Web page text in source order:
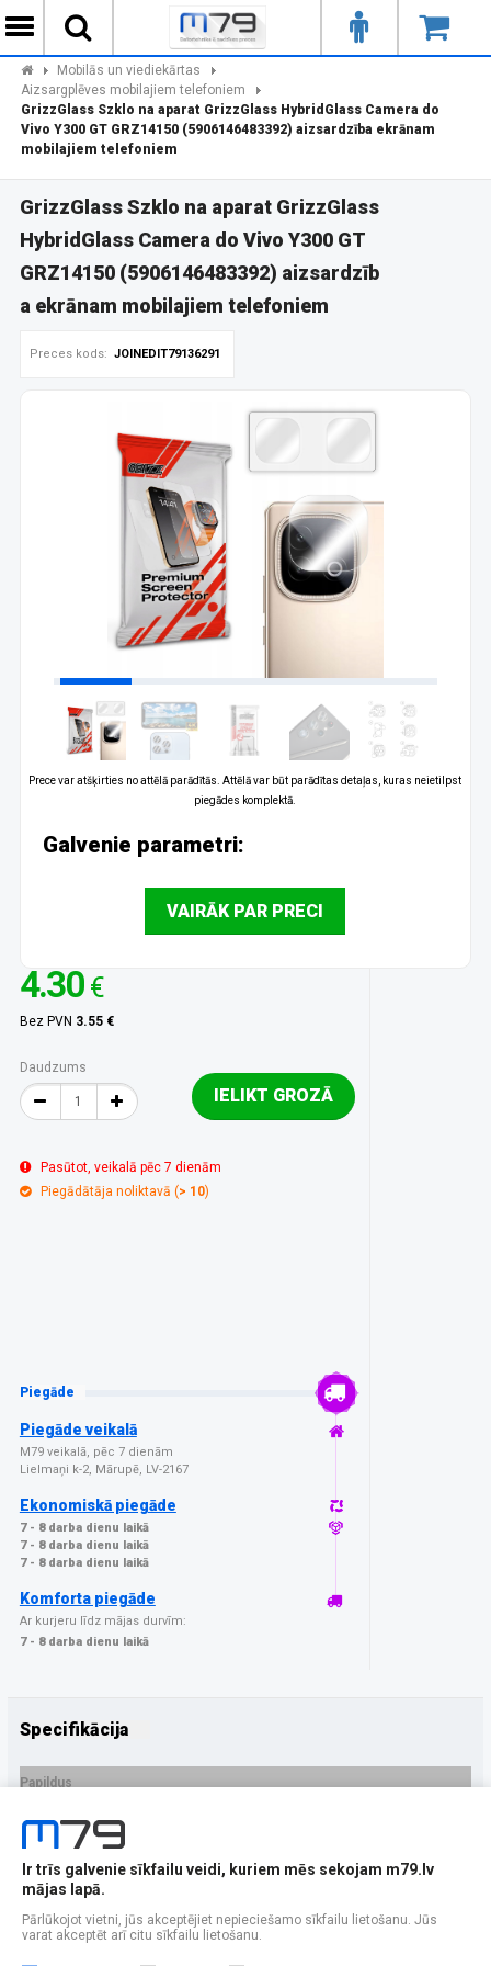
Mobilās un viediekārtas
Aizsargplēves mobilajiem telefoniem
GrizzGlass Szklo na aparat GrizzGlass HybridGlass Camera do
Vivo Y300 GT GRZ14150 (5906146483392) aizsardzība ekrānam
mobilajiem telefoniem
GrizzGlass Szklo na aparat GrizzGlass
HybridGlass Camera do Vivo Y300 GT
GRZ14150 (5906146483392) aizsardzīb
a ekrānam mobilajiem telefoniem
Preces kods: JOINEDIT79136291
Prece var atšķirties no attēlā parādītās. Attēlā var būt parādītas detaļas, kuras neietilpst
piegādes komplektā.
Galvenie parametri:
VAIRĀK PAR PRECI
4.30 €
Bez PVN 3.55 €
Daudzums
IELIKT GROZĀ
Pasūtot, veikalā pēc 7 dienām
Piegādātāja noliktavā (> 10)
Piegāde
Piegāde veikalā
M79 veikalā, pēc 7 dienām
Lielmaņi k-2, Mārupē, LV-2167
Ekonomiskā piegāde
7 - 8 darba dienu laikā
7 - 8 darba dienu laikā
7 - 8 darba dienu laikā
Komforta piegāde
Ar kurjeru līdz mājas durvīm:
7 - 8 darba dienu laikā
Specifikācija
Papildus
Ražotājs
PRECES APRAKSTS
EAN - 5906146483392
Ir trīs galvenie sīkfailu veidi, kuriem mēs sekojam m79.lv
mājas lapā.
Pārlūkojot vietni, jūs akceptējiet nepieciešamo sīkfailu lietošanu. Jūs
varat akceptēt arī citu sīkfailu lietošanu.